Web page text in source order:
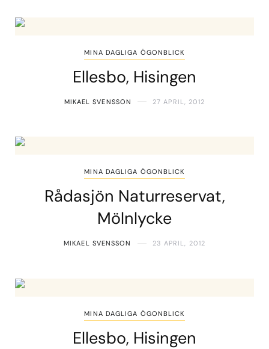
MINA DAGLIGA ÖGONBLICK
Ellesbo, Hisingen
MIKAEL SVENSSON 27 APRIL, 2012
MINA DAGLIGA ÖGONBLICK
Rådasjön Naturreservat,
Mölnlycke
MIKAEL SVENSSON 23 APRIL, 2012
MINA DAGLIGA ÖGONBLICK
Ellesbo, Hisingen